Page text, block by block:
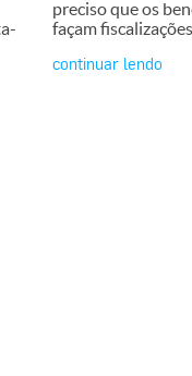
preciso que os
façam fiscalizações
continuar lendo